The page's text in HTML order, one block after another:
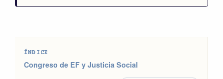
ÍNDICE
Congreso de EF y Justicia Social